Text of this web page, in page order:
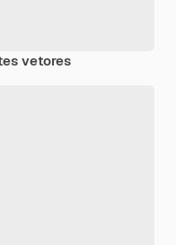
vetores